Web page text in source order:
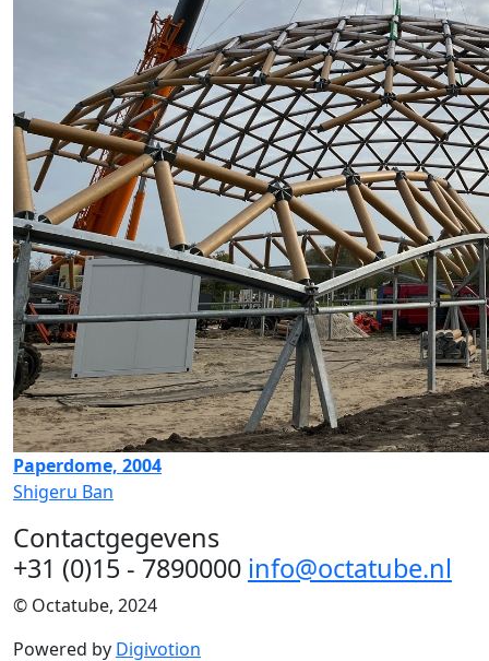
Paperdome, 2004
Shigeru Ban
Contactgegevens
+31 (0)15 - 7890000 info@octatube.nl
© Octatube, 2024
Powered by Digivotion